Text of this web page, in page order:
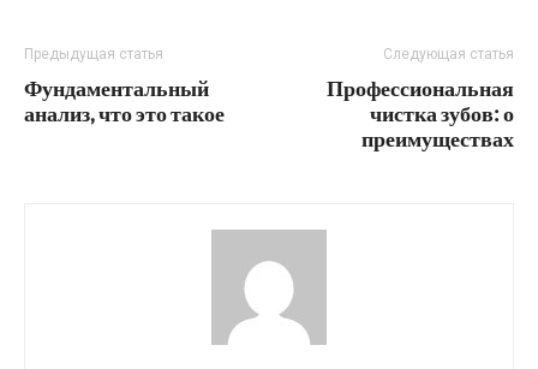
Предыдущая статья
Фундаментальный
анализ, что это такое
Следующая статья
Профессиональная
чистка зубов: о
преимуществах